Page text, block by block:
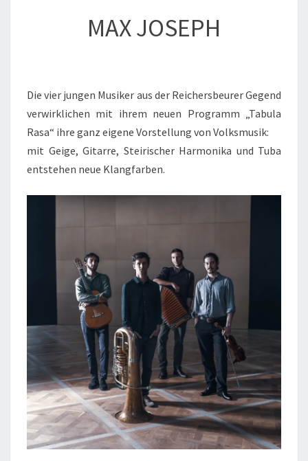
MAX JOSEPH
Die vier jungen Musiker aus der Reichersbeurer Gegend
verwirklichen mit ihrem neuen Programm „Tabula
Rasa“ ihre ganz eigene Vorstellung von Volksmusik:
mit Geige, Gitarre, Steirischer Harmonika und Tuba
entstehen neue Klangfarben.